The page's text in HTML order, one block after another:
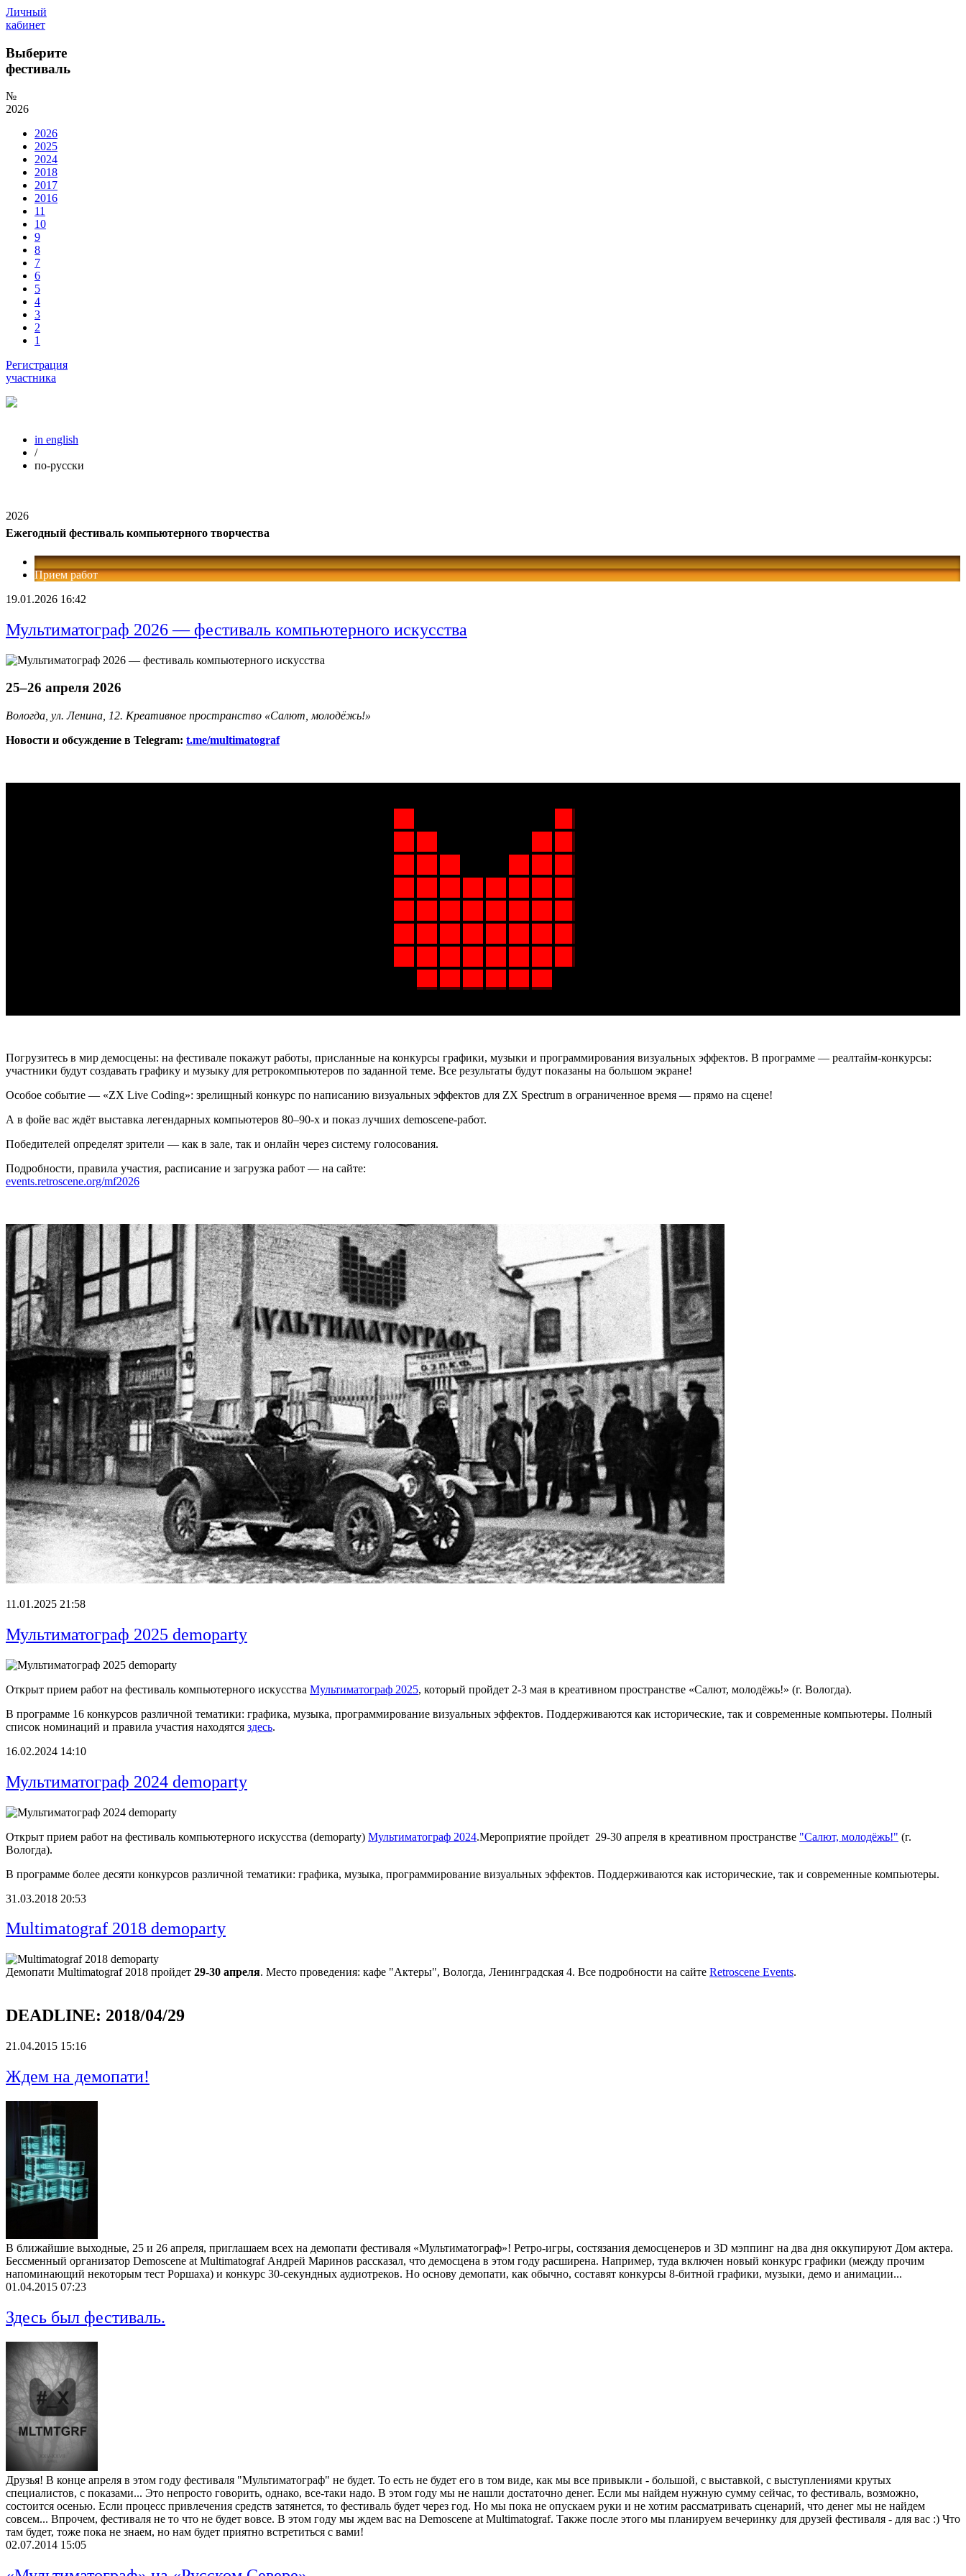
Личный
кабинет
Выберите
фестиваль
№
2026
2026
2025
2024
2018
2017
2016
11
10
9
8
7
6
5
4
3
2
1
Регистрация
участника
in english
/
по-русски
2026
Ежегодный фестиваль компьютерного творчества
Прием работ
19.01.2026 16:42
Мультиматограф 2026 — фестиваль компьютерного искусства
25–26 апреля 2026
Вологда, ул. Ленина, 12. Креативное пространство «Салют, молодёжь!»
Новости и обсуждение в Telegram: t.me/multimatograf
Погрузитесь в мир демосцены: на фестивале покажут работы, присланные на конкурсы графики, музыки и программирования визуальных эффектов. В программе — реалтайм-конкурсы:
участники будут создавать графику и музыку для ретрокомпьютеров по заданной теме. Все результаты будут показаны на большом экране!
Особое событие — «ZX Live Coding»: зрелищный конкурс по написанию визуальных эффектов для ZX Spectrum в ограниченное время — прямо на сцене!
А в фойе вас ждёт выставка легендарных компьютеров 80–90-х и показ лучших demoscene-работ.
Победителей определят зрители — как в зале, так и онлайн через систему голосования.
Подробности, правила участия, расписание и загрузка работ — на сайте:
events.retroscene.org/mf2026
11.01.2025 21:58
Мультиматограф 2025 demoparty
Открыт прием работ на фестиваль компьютерного искусства Мультиматограф 2025, который пройдет 2-3 мая в креативном пространстве «Салют, молодёжь!» (г. Вологда).
В программе 16 конкурсов различной тематики: графика, музыка, программирование визуальных эффектов. Поддерживаются как исторические, так и современные компьютеры. Полный
список номинаций и правила участия находятся здесь.
16.02.2024 14:10
Мультиматограф 2024 demoparty
Открыт прием работ на фестиваль компьютерного искусства (demoparty) Мультиматограф 2024.Мероприятие пройдет 29-30 апреля в креативном пространстве "Салют, молодёжь!" (г.
Вологда).
В программе более десяти конкурсов различной тематики: графика, музыка, программирование визуальных эффектов. Поддерживаются как исторические, так и современные компьютеры.
31.03.2018 20:53
Multimatograf 2018 demoparty
Демопати Multimatograf 2018 пройдет 29-30 апреля. Место проведения: кафе "Актеры", Вологда, Ленинградская 4. Все подробности на сайте Retroscene Events.
DEADLINE: 2018/04/29
21.04.2015 15:16
Ждем на демопати!
В ближайшие выходные, 25 и 26 апреля, приглашаем всех на демопати фестиваля «Мультиматограф»! Ретро-игры, состязания демосценеров и 3D мэппинг на два дня оккупируют Дом актера.
Бессменный организатор Demoscene at Multimatograf Андрей Маринов рассказал, что демосцена в этом году расширена. Например, туда включен новый конкурс графики (между прочим
напоминающий некоторым тест Роршаха) и конкурс 30-секундных аудиотреков. Но основу демопати, как обычно, составят конкурсы 8-битной графики, музыки, демо и анимации...
01.04.2015 07:23
Здесь был фестиваль.
Друзья! В конце апреля в этом году фестиваля "Мультиматограф" не будет. То есть не будет его в том виде, как мы все привыкли - большой, с выставкой, с выступлениями крутых
специалистов, с показами... Это непросто говорить, однако, все-таки надо. В этом году мы не нашли достаточно денег. Если мы найдем нужную сумму сейчас, то фестиваль, возможно,
состоится осенью. Если процесс привлечения средств затянется, то фестиваль будет через год. Но мы пока не опускаем руки и не хотим рассматривать сценарий, что денег мы не найдем
совсем... Впрочем, фестиваля не то что не будет вовсе. В этом году мы ждем вас на Demoscene at Multimatograf. Также после этого мы планируем вечеринку для друзей фестиваля - для вас :) Что
там будет, тоже пока не знаем, но нам будет приятно встретиться с вами!
02.07.2014 15:05